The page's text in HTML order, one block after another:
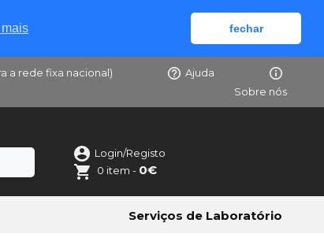
fechar
a rede fixa nacional)
Ajuda
Sobre nós
Login/Registo
0 item - 0€
Serviços de Laboratório